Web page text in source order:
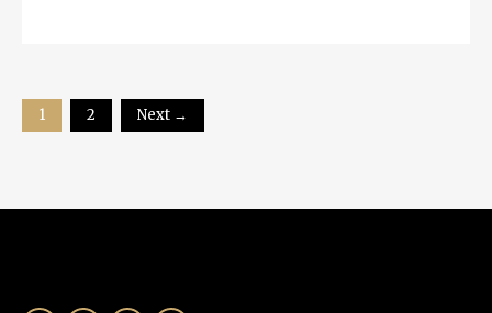
1 2 Next →